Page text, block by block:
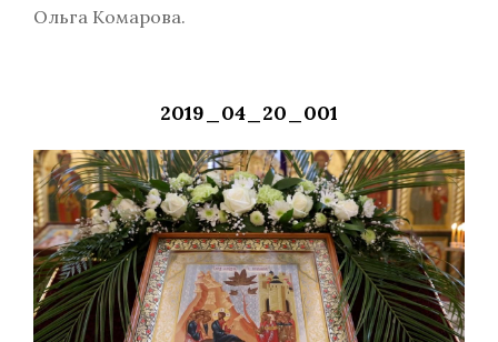
Ольга Комарова.
2019_04_20_001